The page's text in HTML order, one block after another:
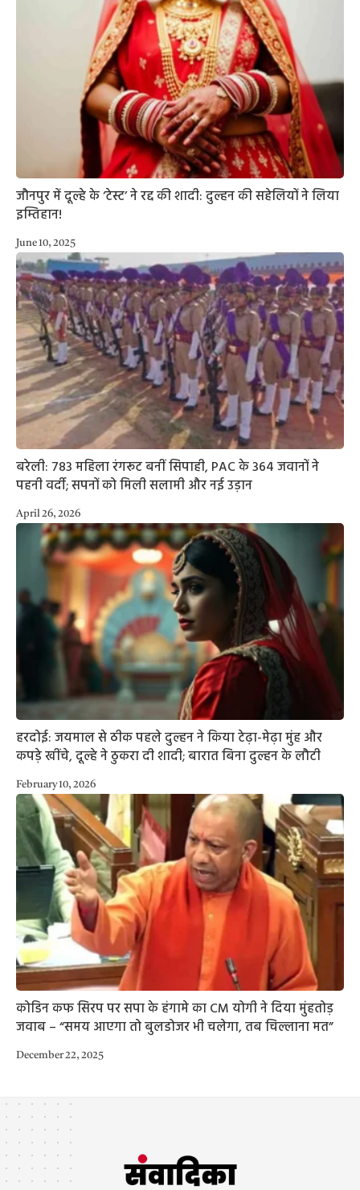
जौनपुर में दूल्हे के ‘टेस्ट’ ने रद्द की शादी: दुल्हन की सहेलियों ने लिया
इम्तिहान!
June 10, 2025
बरेली: 783 महिला रंगरूट बनीं सिपाही, PAC के 364 जवानों ने
पहनी वर्दी; सपनों को मिली सलामी और नई उड़ान
April 26, 2026
हरदोई: जयमाल से ठीक पहले दुल्हन ने किया टेढ़ा-मेढ़ा मुंह और
कपड़े खींचे, दूल्हे ने ठुकरा दी शादी; बारात बिना दुल्हन के लौटी
February 10, 2026
कोडिन कफ सिरप पर सपा के हंगामे का CM योगी ने दिया मुंहतोड़
जवाब – “समय आएगा तो बुलडोजर भी चलेगा, तब चिल्लाना मत”
December 22, 2025